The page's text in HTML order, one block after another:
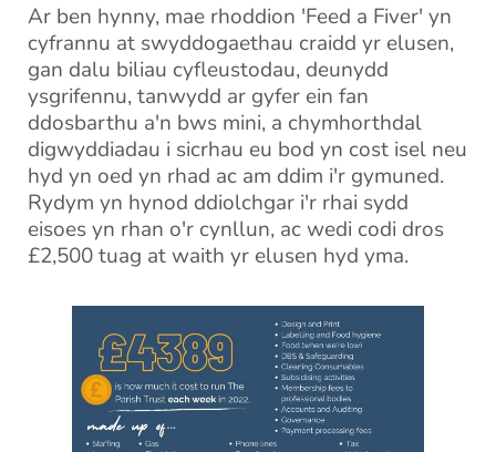
Ar ben hynny, mae rhoddion 'Feed a Fiver' yn
cyfrannu at swyddogaethau craidd yr elusen,
gan dalu biliau cyfleustodau, deunydd
ysgrifennu, tanwydd ar gyfer ein fan
ddosbarthu a'n bws mini, a chymhorthdal
digwyddiadau i sicrhau eu bod yn cost isel neu
hyd yn oed yn rhad ac am ddim i'r gymuned.
Rydym yn hynod ddiolchgar i'r rhai sydd
eisoes yn rhan o'r cynllun, ac wedi codi dros
£2,500 tuag at waith yr elusen hyd yma.